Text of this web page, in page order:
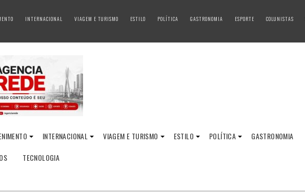
INTERNACIONAL VIAGEM E TURISMO ESTILO POLÍTICA GASTRONOMIA ESPORTE COLUNISTAS
INTERNACIONAL VIAGEM E TURISMO ESTILO POLÍTICA GASTRONOMIA
TECNOLOGIA